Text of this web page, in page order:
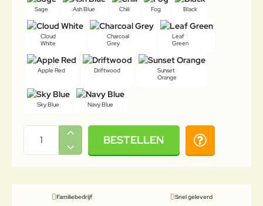
Sage Ash Blue Chili Fog Black
Cloud
White
Charcoal
Grey
Leaf
Green
Apple Red Driftwood
Sunset
Orange
Sky Blue Navy Blue
BESTELLEN
Familiebedrijf
Snel geleverd